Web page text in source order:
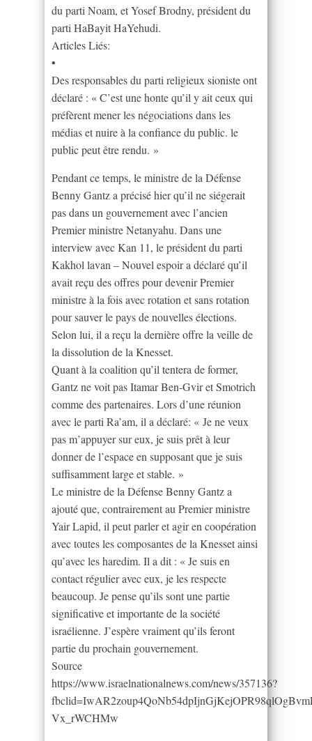
du parti Noam, et Yosef Brodny, président du
parti HaBayit HaYehudi.
Articles Liés:
•
Des responsables du parti religieux sioniste ont
déclaré : « C’est une honte qu’il y ait ceux qui
préfèrent mener les négociations dans les
médias et nuire à la confiance du public. le
public peut être rendu. »
Pendant ce temps, le ministre de la Défense
Benny Gantz a précisé hier qu’il ne siégerait
pas dans un gouvernement avec l’ancien
Premier ministre Netanyahu. Dans une
interview avec Kan 11, le président du parti
Kakhol lavan – Nouvel espoir a déclaré qu’il
avait reçu des offres pour devenir Premier
ministre à la fois avec rotation et sans rotation
pour sauver le pays de nouvelles élections.
Selon lui, il a reçu la dernière offre la veille de
la dissolution de la Knesset.
Quant à la coalition qu’il tentera de former,
Gantz ne voit pas Itamar Ben-Gvir et Smotrich
comme des partenaires. Lors d’une réunion
avec le parti Ra’am, il a déclaré: « Je ne veux
pas m’appuyer sur eux, je suis prêt à leur
donner de l’espace en supposant que je suis
suffisamment large et stable. »
Le ministre de la Défense Benny Gantz a
ajouté que, contrairement au Premier ministre
Yair Lapid, il peut parler et agir en coopération
avec toutes les composantes de la Knesset ainsi
qu’avec les haredim. Il a dit : « Je suis en
contact régulier avec eux, je les respecte
beaucoup. Je pense qu’ils sont une partie
significative et importante de la société
israélienne. J’espère vraiment qu’ils feront
partie du prochain gouvernement.
Source
https://www.israelnationalnews.com/news/357136?
Vx_rWCHMw